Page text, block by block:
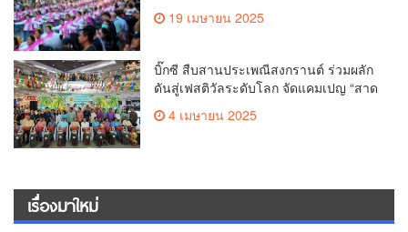
ทำลายสถิติ 7,218 คน เฉลิมฉลองใน
เมืองเชียงใหม่
19 เมษายน 2025
บิ๊กซี สืบสานประเพณีสงกรานต์ ร่วมผลัก
ดันสู่เฟสติวัลระดับโลก จัดแคมเปญ “สาด
สูงสุด 50% กระตุ้นการเดินทางนักท่อง
4 เมษายน 2025
เรื่องมาใหม่